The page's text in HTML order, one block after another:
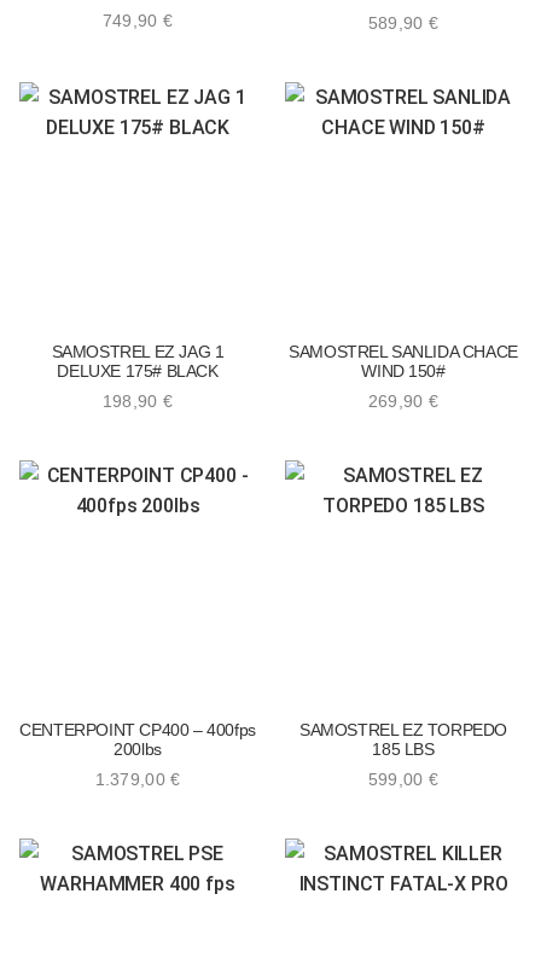
749,90 € 589,90 €
198,90 €
SAMOSTREL EZ JAG 1
DELUXE 175# BLACK
269,90 €
SAMOSTREL SANLIDA CHACE
WIND 150#
1.379,00€
CENTERPOINT CP400 – 400fps
200lbs
599,00 €
SAMOSTREL EZ TORPEDO
185 LBS